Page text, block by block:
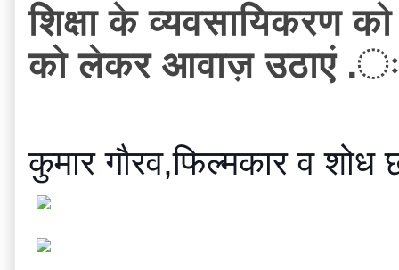
शिक्षा के व्यवसायिकरण
को लेकर आवाज़ उठाएं
कुमार गौरव,फिल्मकार व शोध